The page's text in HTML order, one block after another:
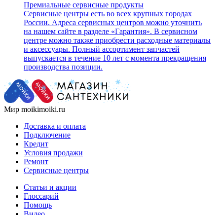
Премиальные сервисные продукты
Сервисные центры есть во всех крупных городах
России. Адреса сервисных центров можно уточнить
на нашем сайте в разделе «Гарантия». В сервисном
центре можно также приобрести расходные материалы
и аксессуары. Полный ассортимент запчастей
выпускается в течение 10 лет с момента прекращения
производства позиции.
Мир moikimoiki.ru
Доставка и оплата
Подключение
Кредит
Условия продажи
Ремонт
Сервисные центры
Статьи и акции
Глоссарий
Помощь